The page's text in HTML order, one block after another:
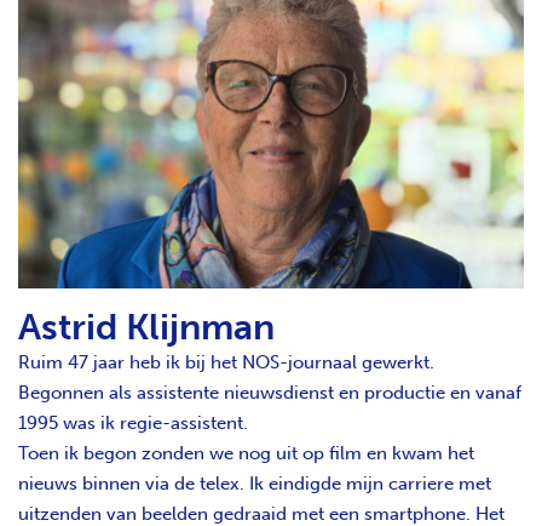
Astrid Klijnman
Ruim 47 jaar heb ik bij het NOS-journaal gewerkt.
Begonnen als assistente nieuwsdienst en productie en vanaf
1995 was ik regie-assistent.
Toen ik begon zonden we nog uit op film en kwam het
nieuws binnen via de telex. Ik eindigde mijn carriere met
uitzenden van beelden gedraaid met een smartphone. Het